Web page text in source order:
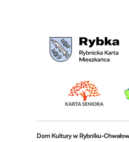
Dom Kultury w Rybniku-